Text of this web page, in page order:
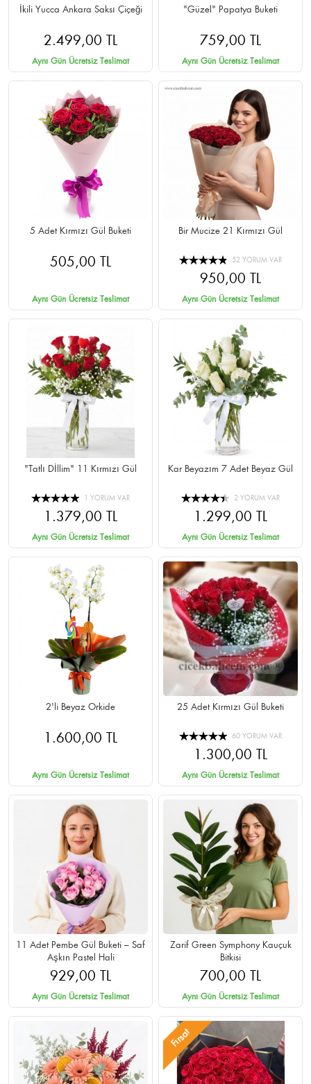
İkili Yucca Ankara Saksı Çiçeği
2.499,00 TL
Aynı Gün Ücretsiz Teslimat
"Güzel" Papatya Buketi
759,00 TL
Aynı Gün Ücretsiz Teslimat
5 Adet Kırmızı Gül Buketi
505,00 TL
Aynı Gün Ücretsiz Teslimat
Bir Mucize 21 Kırmızı Gül
52 YORUM VAR
950,00 TL
Aynı Gün Ücretsiz Teslimat
"Tatlı Dİllim" 11 Kırmızı Gül
1 YORUM VAR
1.379,00 TL
Aynı Gün Ücretsiz Teslimat
Kar Beyazım 7 Adet Beyaz Gül
2 YORUM VAR
1.299,00 TL
Aynı Gün Ücretsiz Teslimat
2'li Beyaz Orkide
1.600,00 TL
Aynı Gün Ücretsiz Teslimat
25 Adet Kırmızı Gül Buketi
60 YORUM VAR
1.300,00 TL
Aynı Gün Ücretsiz Teslimat
11 Adet Pembe Gül Buketi – Saf
Aşkın Pastel Hali
929,00 TL
Aynı Gün Ücretsiz Teslimat
Zarif Green Symphony Kauçuk
Bitkisi
700,00 TL
Aynı Gün Ücretsiz Teslimat
Fırsat